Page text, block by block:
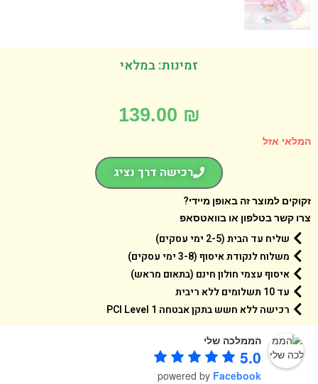
זמינות: במלאי
139.00
אזל
רכישה דרך נציג
למוצר זה באופן מיידי?
קשר בטלפון או בוואטסאפ
שליח עד הבית (2-5 ימי עסקים)
משלוח לנקודת איסוף (3-8 ימי עסקים)
איסוף עצמי חולון חינם (בתאום מראש)
עד 10 תשלומים ללא ריבית
רכישה ללא חשש בתקן אבטחה 1 PCI Level
הממלכה שלי
5.0
powered byFacebook